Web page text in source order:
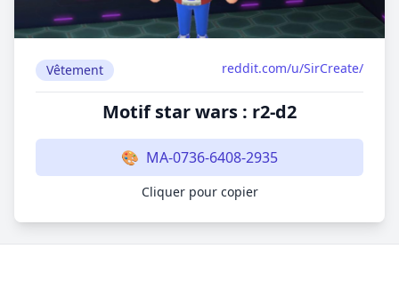
Vêtement reddit.com/u/SirCreate/
Motif star wars : r2-d2
🎨 MA-0736-6408-2935
Cliquer pour copier